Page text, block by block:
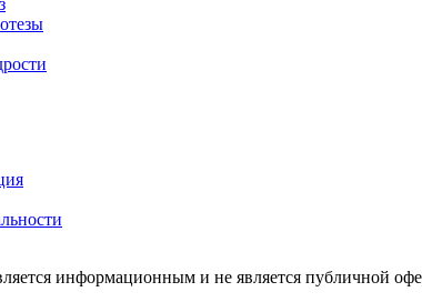
информационным и не является публичной